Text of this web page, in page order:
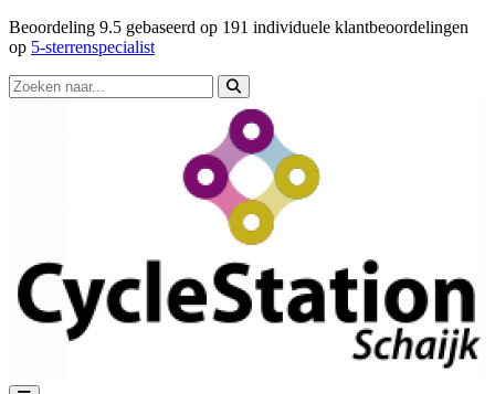
Beoordeling 9.5 gebaseerd op 191 individuele klantbeoordelingen
op 5-sterrenspecialist